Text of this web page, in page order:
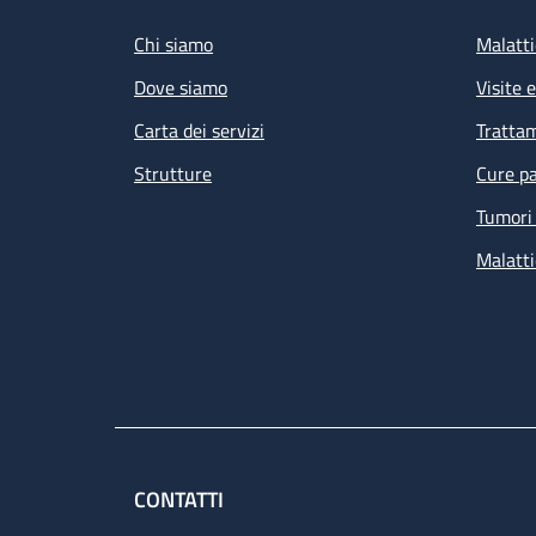
Chi siamo
Dove siamo
Carta dei servizi
Strutture
Visite
Cure
CONTATTI